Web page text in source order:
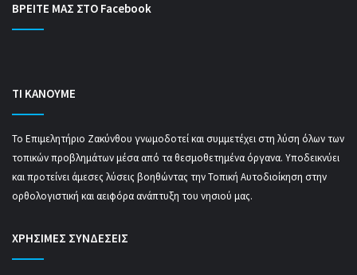
ΒΡΕΙΤΕ ΜΑΣ ΣΤΟ Facebook
ΤΙ ΚΑΝΟΥΜΕ
Το Επιμελητήριο Ζακύνθου γνωμοδοτεί και συμμετέχει στη λύση όλων των
τοπικών προβλημάτων μέσα από τα θεσμοθετημένα όργανα. Υποδεικνύει
και προτείνει άμεσες λύσεις βοηθώντας την Τοπική Αυτοδιοίκηση στην
ορθολογιστική και αειφόρα ανάπτυξη του νησιού μας.
ΧΡΗΣΙΜΕΣ ΣΥΝΔΕΣΕΙΣ